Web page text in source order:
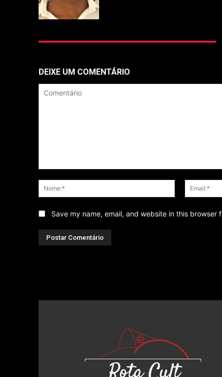
DEIXE UM COMENTÁRIO
Nome:*
Save my name, email, and website in this browser